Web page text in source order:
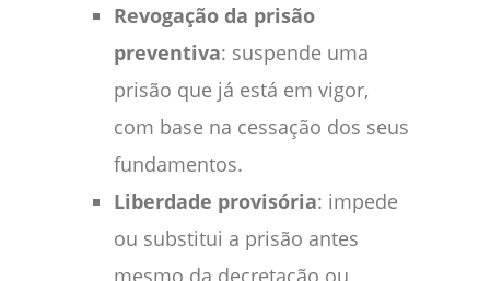
Revogação da prisão
preventiva: suspende uma
prisão que já está em vigor,
com base na cessação dos seus
fundamentos.
Liberdade provisória: impede
ou substitui a prisão antes
mesmo da decretação ou